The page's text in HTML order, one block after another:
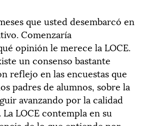
que usted desembarcó en
Comenzaría
opinión le merece la LOCE.
un consenso bastante
reflejo en las encuestas que
padres de alumnos, sobre la
avanzando por la calidad
La LOCE contempla en su